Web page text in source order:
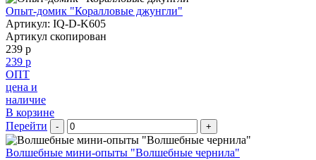
Опыт-домик "Коралловые джунгли"
Артикул: IQ-D-K605
Артикул скопирован
239 р
239 р
ОПТ
цена и
наличие
В корзине
Перейти
- +
Волшебные мини-опыты "Волшебные чернила"